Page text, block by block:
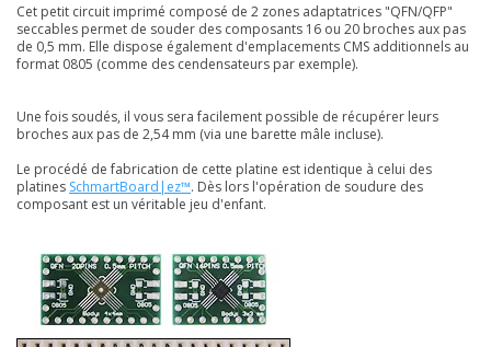
Cet petit circuit imprimé composé de 2 zones adaptatrices "QFN/QFP"
seccables permet de souder des composants 16 ou 20 broches aux pas
de 0,5 mm. Elle dispose également d'emplacements CMS additionnels au
format 0805 (comme des cendensateurs par exemple).
Une fois soudés, il vous sera facilement possible de récupérer leurs
broches aux pas de 2,54 mm (via une barette mâle incluse).
Le procédé de fabrication de cette platine est identique à celui des
platines SchmartBoard|ez™. Dès lors l'opération de soudure des
composant est un véritable jeu d'enfant.